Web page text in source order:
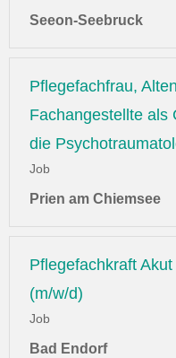
Seeon-Seebruck
Pflegefachfrau,
Fachangestellte als
die
Job
Prien am Chiemsee
Pflegefachkraft
(m/w/d)
Job
Bad Endorf